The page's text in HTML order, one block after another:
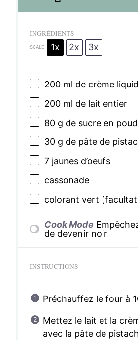
INGRÉDIENTS
SCALE 1x 2x 3x
200ml de crème
200ml de lait entier
80 g de sucre en
30 g de pâte de
7jaunes d’oeufs
cassonade
colorant vert
Cook Mode
de devenir noir
INSTRUCTIONS
Préchauffez le four à
Mettez le lait et la
avec la pâte de